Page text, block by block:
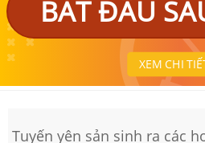
BẮT ĐẦU
XEM CHI
Tuyến yên sản sinh ra các